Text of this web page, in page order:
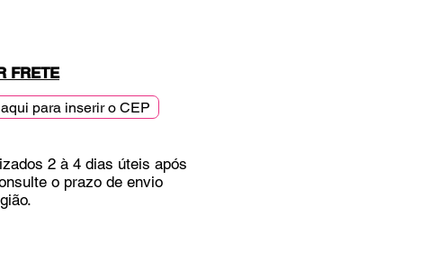
FRETE
para inserir o CEP
2 à 4 dias úteis após
o prazo de envio